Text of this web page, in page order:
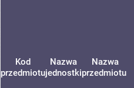
Kod
przedmiotu
Nazwa
jednostki
Nazwa
przedmiotu